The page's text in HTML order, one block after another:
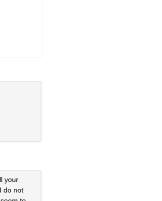
your
do not